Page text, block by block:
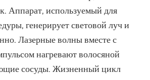
Аппарат, используемый для
генерирует световой луч и
Лазерные волны вместе с
нагревают волосяной
сосуды. Жизненный цикл